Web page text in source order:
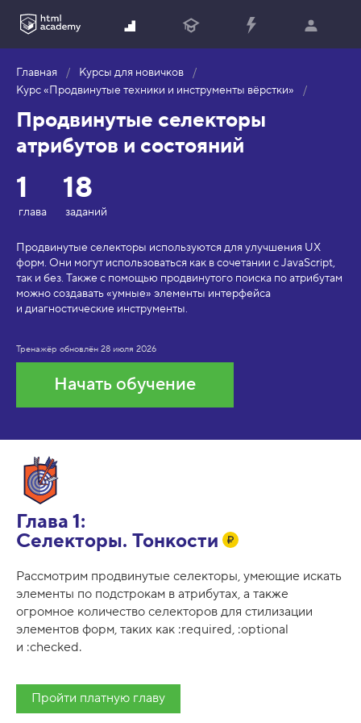
Главная
Курсы для новичков
Курс «Продвинутые техники и инструменты вёрстки»
Продвинутые селекторы
атрибутов и состояний
1
глава
18
заданий
Продвинутые селекторы используются для улучшения UX
форм. Они могут использоваться как в сочетании с JavaScript,
так и без. Также с помощью продвинутого поиска по атрибутам
можно создавать «умные» элементы интерфейса
и диагностические инструменты.
Тренажёр обновлён 28 июля 2026
Начать обучение
Глава 1:
Селекторы. Тонкости
Рассмотрим продвинутые селекторы, умеющие искать
элементы по подстрокам в атрибутах, а также
огромное количество селекторов для стилизации
элементов форм, таких как :required, :optional
и :checked.
Пройти платную главу